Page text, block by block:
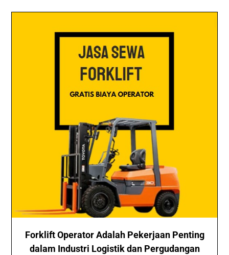
Forklift Operator Adalah Pekerjaan Penting
dalam Industri Logistik dan Pergudangan